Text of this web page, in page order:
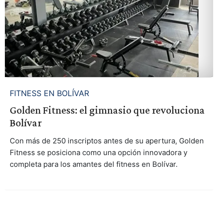
FITNESS EN BOLÍVAR
Golden Fitness: el gimnasio que revoluciona
Bolívar
Con más de 250 inscriptos antes de su apertura, Golden
Fitness se posiciona como una opción innovadora y
completa para los amantes del fitness en Bolívar.